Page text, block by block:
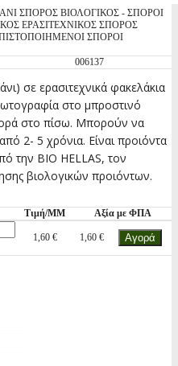
ΣΠΟΡΟΣ ΒΙΟΛΟΓΙΚΟΣ - ΣΠΟΡΟΙ
ΕΡΑΣΙΤΕΧΝΙΚΟΣ ΣΠΟΡΟΣ
ΣΠΟΡΟΙ
006137
σε ερασιτεχνικά φακελάκια
στο μπροστινό
στο πίσω. Μπορούν να
2- 5 χρόνια. Είναι προιόντα
την BIO HELLAS, τον
βιολογικών προιόντων.
Τιμή/ΜΜ Αξία με ΦΠΑ
1,60 € 1,60 €